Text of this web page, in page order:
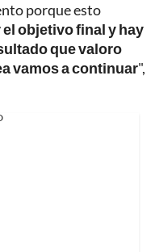
porque esto
objetivo final y hay
que valoro
vamos a continuar",